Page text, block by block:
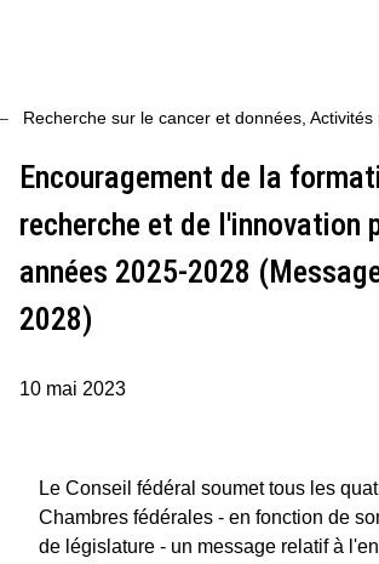
Recherche sur le cancer et données Activités
Encouragement de la
recherche et de l'innovation
années 2025-2028
2028)
10 mai 2023
Le Conseil fédéral soumet tous les
Chambres fédérales - en fonction de
de législature - un message relatif à